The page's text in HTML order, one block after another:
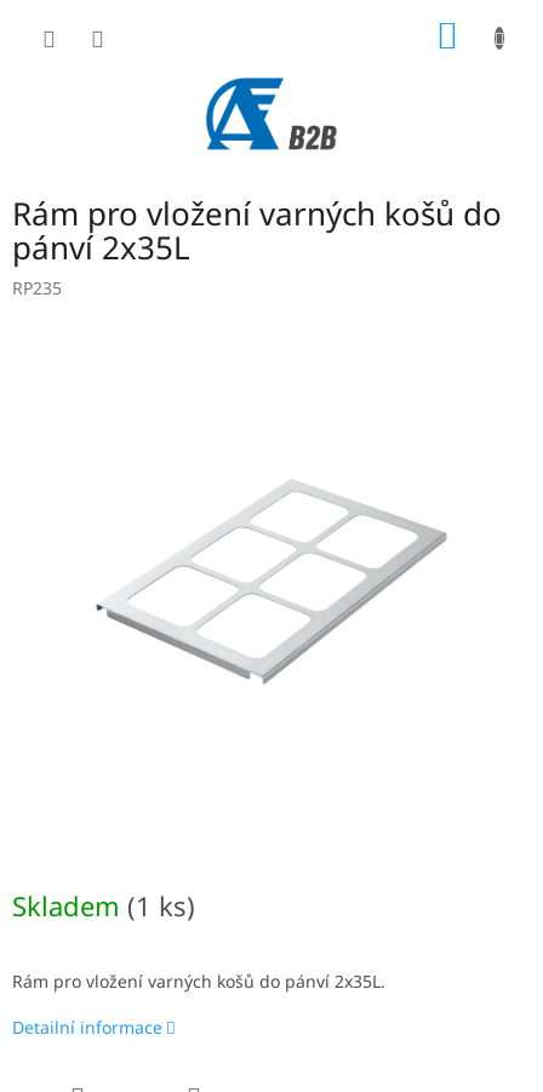
Rám pro vložení varných košů do
pánví 2x35L
RP235
Skladem (1 ks)
Rám pro vložení varných košů do pánví 2x35L.
Detailní informace